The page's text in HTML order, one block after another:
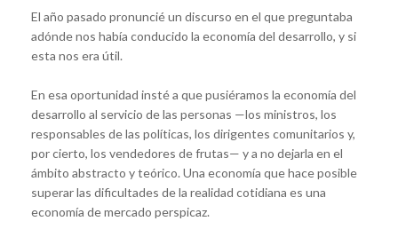
El año pasado pronuncié un discurso en el que preguntaba
adónde nos había conducido la economía del desarrollo, y si
esta nos era útil.
En esa oportunidad insté a que pusiéramos la economía del
desarrollo al servicio de las personas —los ministros, los
responsables de las políticas, los dirigentes comunitarios y,
por cierto, los vendedores de frutas— y a no dejarla en el
ámbito abstracto y teórico. Una economía que hace posible
superar las dificultades de la realidad cotidiana es una
economía de mercado perspicaz.